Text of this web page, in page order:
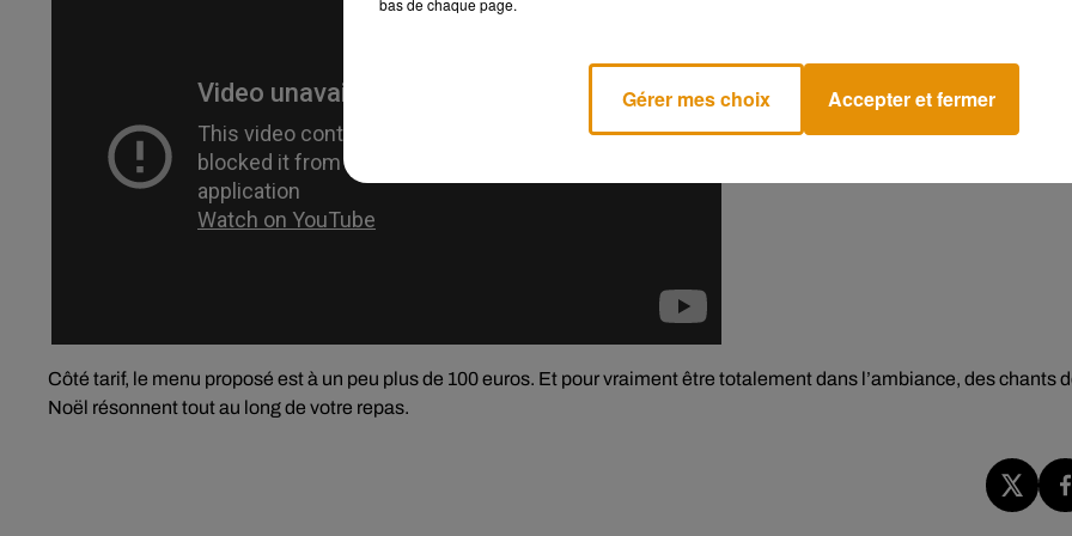
Côté tarif, le menu proposé est à un peu plus de 100 euros. Et pour vraiment être totalement dans l’ambiance, des chants
Noël résonnent tout au long de votre repas.
bas de chaque page.
Gérer mes choix Accepter et fermer